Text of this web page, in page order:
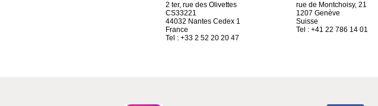
2 ter, rue des Olivettes
CS33221
44032 Nantes Cedex 1
France
Tel : +33 2 52 20 20 47
rue de Montchoisy, 21
1207 Genève
Suisse
Tel : +41 22 786 14 01